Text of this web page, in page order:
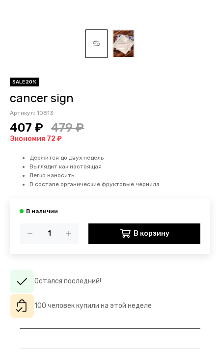
SALE 20%
cancer sign
Артикул: 10813
407 ₽ 479 ₽
Экономия 72 ₽
Держится до двух недель
Выглядит как настоящая
Легко наносить
В составе органические фруктовые чернила
В корзину
Остался последний!
100 человек купили на этой неделе